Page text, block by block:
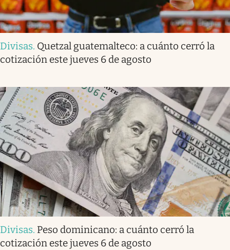
Divisas. Quetzal guatemalteco: a cuánto cerró la
cotización este jueves 6 de agosto
Divisas. Peso dominicano: a cuánto cerró la
cotización este jueves 6 de agosto